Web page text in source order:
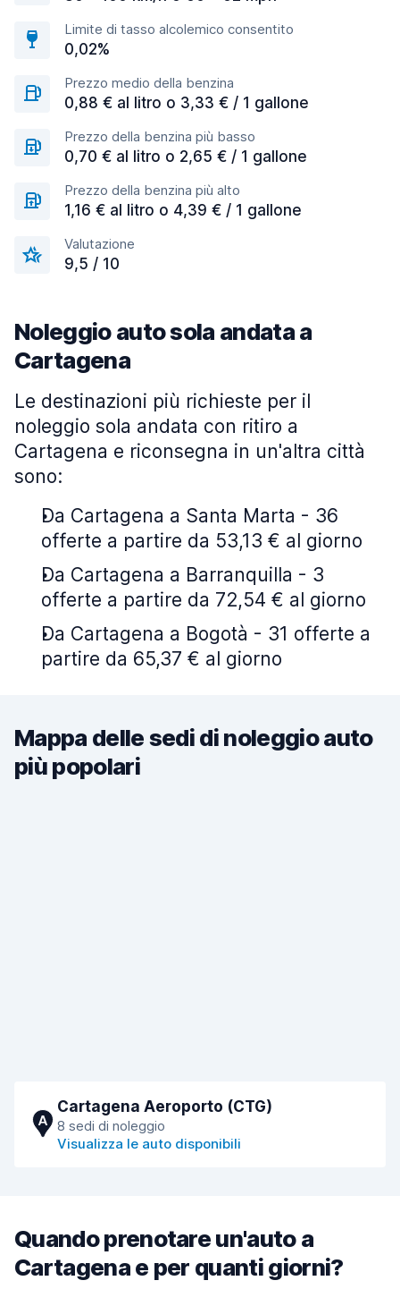
Limite di tasso alcolemico consentito
0,02%
Prezzo medio della benzina
0,88 € al litro o 3,33 € / 1 gallone
Prezzo della benzina più basso
0,70 € al litro o 2,65 € / 1 gallone
Prezzo della benzina più alto
1,16 € al litro o 4,39 € / 1 gallone
Valutazione
9,5 / 10
Noleggio auto sola andata a
Cartagena
Le destinazioni più richieste per il
noleggio sola andata con ritiro a
Cartagena e riconsegna in un'altra città
sono:
Da Cartagena a Santa Marta - 36
offerte a partire da 53,13 € al giorno
Da Cartagena a Barranquilla - 3
offerte a partire da 72,54 € al giorno
Da Cartagena a Bogotà - 31 offerte a
partire da 65,37 € al giorno
Mappa delle sedi di noleggio auto
più popolari
A
Cartagena Aeroporto (CTG)
8 sedi di noleggio
Visualizza le auto disponibili
Quando prenotare un'auto a
Cartagena e per quanti giorni?